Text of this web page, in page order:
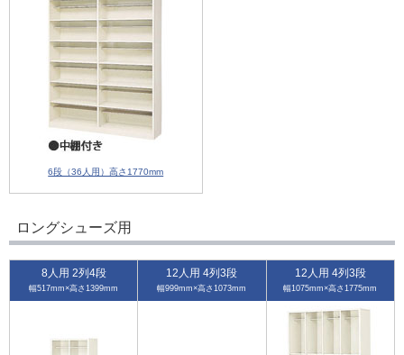
6段（36人用）高さ1770mm
ロングシューズ用
8人用 2列4段
幅517mm×高さ1399mm
12人用 4列3段
幅999mm×高さ1073mm
12人用 4列3段
幅1075mm×高さ1775mm